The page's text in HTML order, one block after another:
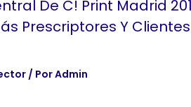
De C! Print Madrid
Prescriptores Y Clientes
/ PorAdmin